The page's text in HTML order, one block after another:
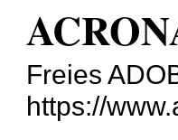
Freies
https://